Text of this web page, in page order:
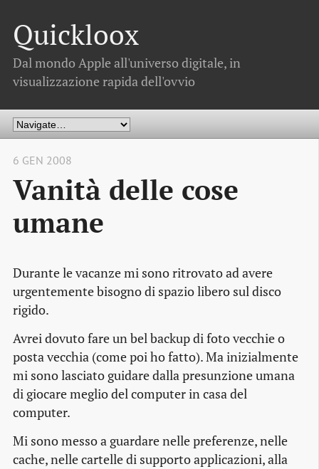
Quickloox
Dal mondo Apple all'universo digitale, in
visualizzazione rapida dell'ovvio
6 GEN 2008
Vanità delle cose
umane
Durante le vacanze mi sono ritrovato ad avere
urgentemente bisogno di spazio libero sul disco
rigido.
Avrei dovuto fare un bel backup di foto vecchie o
posta vecchia (come poi ho fatto). Ma inizialmente
mi sono lasciato guidare dalla presunzione umana
di giocare meglio del computer in casa del
computer.
Mi sono messo a guardare nelle preferenze, nelle
cache, nelle cartelle di supporto applicazioni, alla